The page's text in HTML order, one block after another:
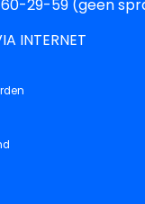
29-59 (geen
INTERNET